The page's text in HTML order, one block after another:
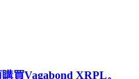
買Vagabond XRPL。